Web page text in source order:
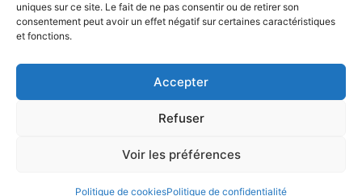
uniques sur ce site. Le fait de ne pas consentir ou de retirer son
consentement peut avoir un effet négatif sur certaines caractéristiques
et fonctions.
Accepter
Refuser
Voir les préférences
Politique de cookiesPolitique de confidentialité
« EN PISTE ! » « PRIX DE LA CRÉATION DE LA VILLE DE
19 août 2022